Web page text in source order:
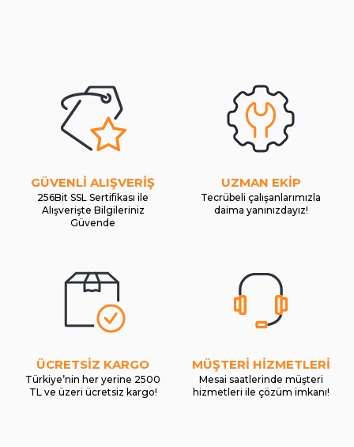
GÜVENLİ ALIŞVERİŞ
256Bit SSL Sertifikası ile
Alışverişte Bilgileriniz
Güvende
UZMAN EKİP
Tecrübeli çalışanlarımızla
daima yanınızdayız!
ÜCRETSİZ KARGO
Türkiye’nin her yerine 2500
TL ve üzeri ücretsiz kargo!
MÜŞTERİ HİZMETLERİ
Mesai saatlerinde müşteri
hizmetleri ile çözüm imkanı!